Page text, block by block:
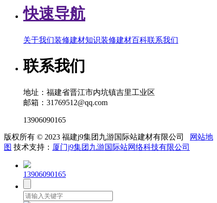
快速导航
关于我们装修建材知识装修建材百科联系我们
联系我们
地址：福建省晋江市内坑镇吉里工业区
邮箱：31769512@qq.com
13906090165
版权所有 © 2023 福建j9集团九游国际站建材有限公司
网站地
图 技术支持： 厦门j9集团九游国际站网络科技有限公司
13906090165